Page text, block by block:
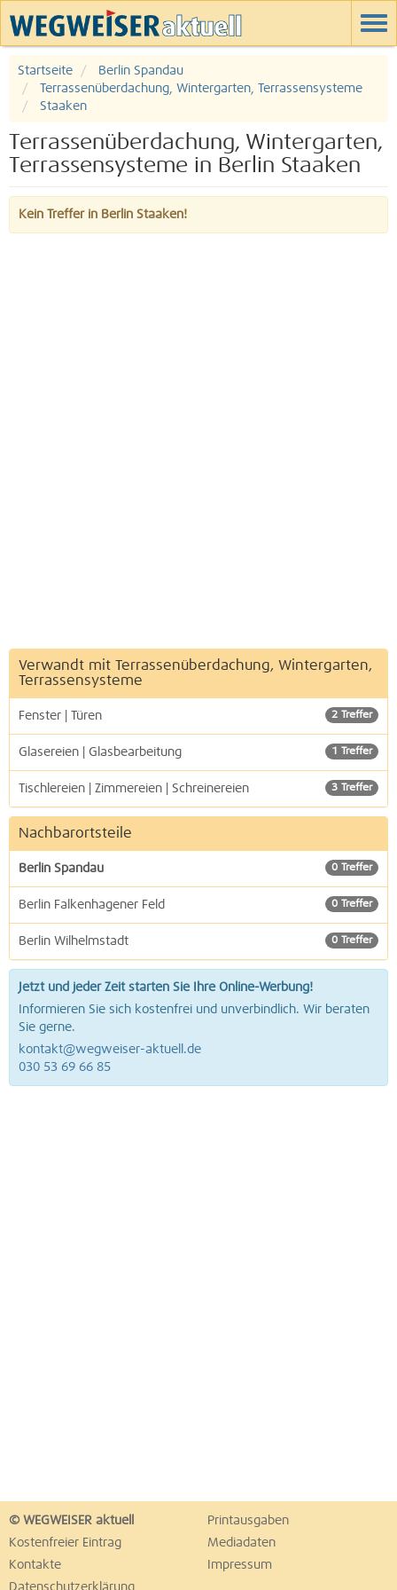
Startseite
Berlin Spandau
Terrassenüberdachung, Wintergarten, Terrassensysteme
Staaken
Terrassenüberdachung, Wintergarten,
Terrassensysteme in Berlin Staaken
Kein Treffer in Berlin Staaken!
Verwandt mit Terrassenüberdachung, Wintergarten,
Terrassensysteme
2 Treffer
Fenster | Türen
1 Treffer
Glasereien | Glasbearbeitung
3 Treffer
Tischlereien | Zimmereien | Schreinereien
Nachbarortsteile
0 Treffer
Berlin Spandau
0 Treffer
Berlin Falkenhagener Feld
0 Treffer
Berlin Wilhelmstadt
Jetzt und jeder Zeit starten Sie Ihre Online-Werbung!
Informieren Sie sich kostenfrei und unverbindlich. Wir beraten
Sie gerne.
kontakt@wegweiser-aktuell.de
030 53 69 66 85
© WEGWEISER aktuell
Printausgaben
Kostenfreier Eintrag
Mediadaten
Kontakte
Impressum
Datenschutzerklärung